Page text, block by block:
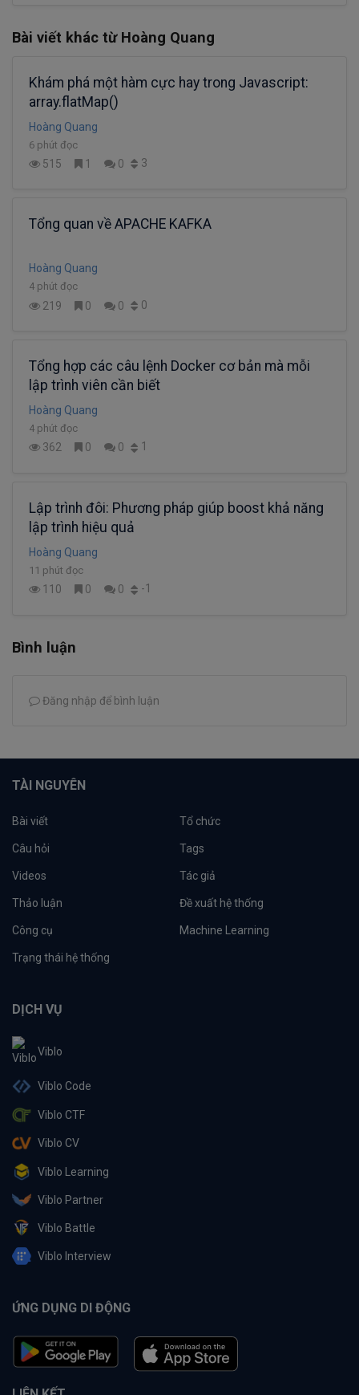
Bài viết khác từ Hoàng Quang
Khám phá một hàm cực hay trong Javascript:
array.flatMap()
Hoàng Quang
6 phút đọc
515 1 0 3
Tổng quan về APACHE KAFKA
Hoàng Quang
4 phút đọc
219 0 0 0
Tổng hợp các câu lệnh Docker cơ bản mà mỗi
lập trình viên cần biết
Hoàng Quang
4 phút đọc
362 0 0 1
Lập trình đôi: Phương pháp giúp boost khả năng
lập trình hiệu quả
Hoàng Quang
11 phút đọc
110 0 0 -1
Bình luận
Đăng nhập để bình luận
TÀI NGUYÊN
Bài viết Tổ chức
Câu hỏi Tags
Videos Tác giả
Thảo luận Đề xuất hệ thống
Công cụ Machine Learning
Trạng thái hệ thống
DỊCH VỤ
Viblo
Viblo Code
Viblo CTF
Viblo CV
Viblo Learning
Viblo Partner
Viblo Battle
Viblo Interview
ỨNG DỤNG DI ĐỘNG